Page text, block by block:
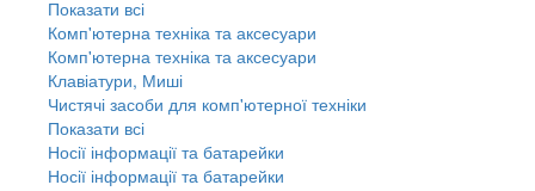
Показати всі
Комп'ютерна техніка та аксесуари
Комп'ютерна техніка та аксесуари
Клавіатури, Миші
Чистячі засоби для комп'ютерної техніки
Показати всі
Носії інформації та батарейки
Носії інформації та батарейки